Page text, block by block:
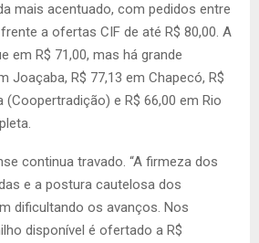
mais acentuado, com pedidos entre
frente a ofertas CIF de até R$ 80,00. A
em R$ 71,00, mas há grande
Joaçaba, R$ 77,13 em Chapecó, R$
(Coopertradição) e R$ 66,00 em Rio
continua travado. “A firmeza dos
e a postura cautelosa dos
dificultando os avanços. Nos
disponível é ofertado a R$